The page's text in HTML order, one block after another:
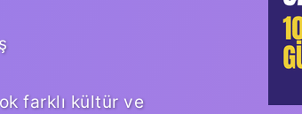
farklı kültür ve